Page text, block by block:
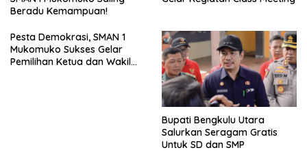
Beradu Kemampuan!
Pesta Demokrasi, SMAN 1
Mukomuko Sukses Gelar
Pemilihan Ketua dan Wakil
Bupati Bengkulu Utara
Salurkan Seragam Gratis
Untuk SD dan SMP